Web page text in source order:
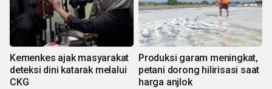
Kemenkes ajak masyarakat
deteksi dini katarak melalui
CKG
Produksi garam meningkat,
petani dorong hilirisasi saat
harga anjlok